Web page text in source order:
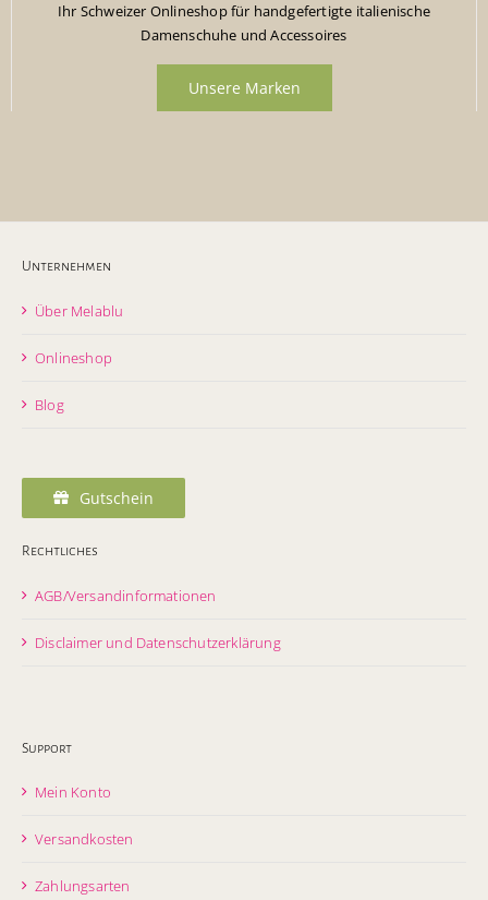
Ihr Schweizer Onlineshop für handgefertigte italienische
Damenschuhe und Accessoires
Unsere Marken
Unternehmen
Über Melablu
Onlineshop
Blog
Gutschein
Rechtliches
AGB/Versandinformationen
Disclaimer und Datenschutzerklärung
Support
Mein Konto
Versandkosten
Zahlungsarten